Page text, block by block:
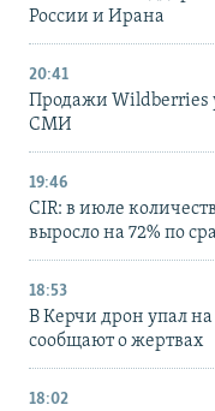
России и Ирана
20:41
Продажи Wildberries
СМИ
19:46
CIR: в июле
выросло на 72% по
18:53
В Керчи дрон упал
сообщают о жертвах
18:02